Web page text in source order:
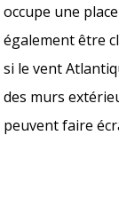
occupe une
également être
si le vent
des murs
peuvent faire